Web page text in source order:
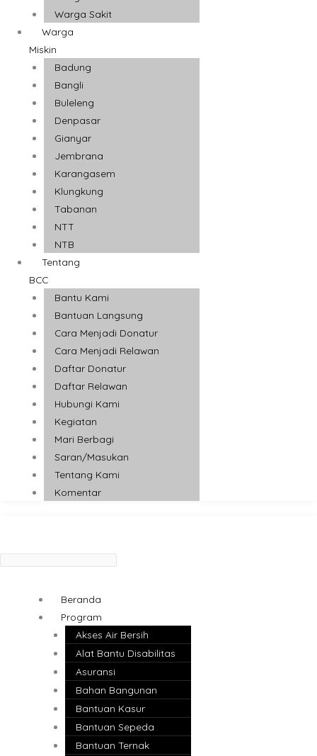
Warga Sakit
Warga
Miskin
Badung
Bangli
Buleleng
Denpasar
Gianyar
Jembrana
Karangasem
Klungkung
Tabanan
NTT
NTB
Tentang
BCC
Bantu Kami
Bantuan Langsung
Cara Menjadi Donatur
Cara Menjadi Relawan
Daftar Donatur
Daftar Relawan
Hubungi Kami
Kegiatan
Mari Berbagi
Saran/Masukan
Tentang Kami
Komentar
Beranda
Program
Akses Air Bersih
Alat Bantu Disabilitas
Asuransi
Bahan Bangunan
Bantuan Kasur
Bantuan Sepeda
Bantuan Ternak